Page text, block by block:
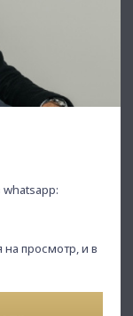
на просмотр, и в